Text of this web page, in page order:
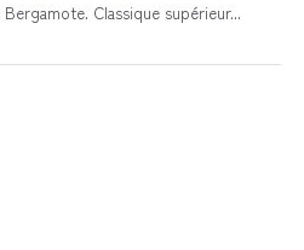
Classique supérieur...